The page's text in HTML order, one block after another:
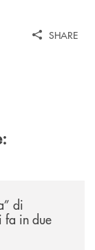
SHARE
di
fa in due